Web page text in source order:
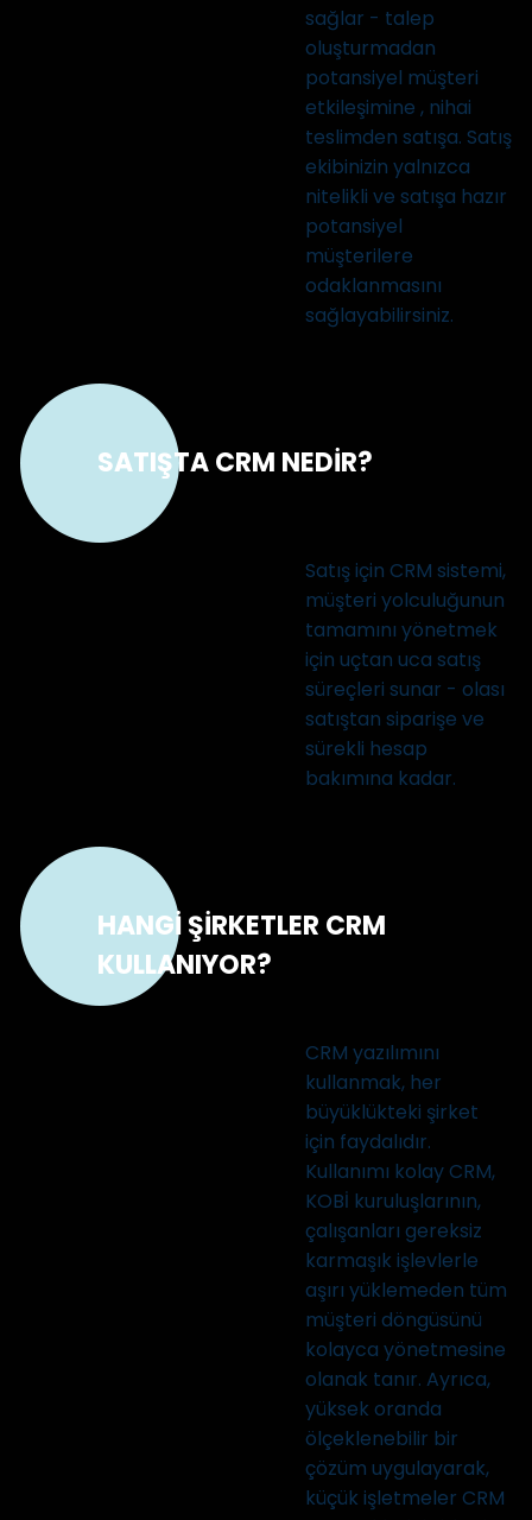
sağlar - talep
oluşturmadan
potansiyel müşteri
etkileşimine , nihai
teslimden satışa. Satış
ekibinizin yalnızca
nitelikli ve satışa hazır
potansiyel
müşterilere
odaklanmasını
sağlayabilirsiniz.
SATIŞTA CRM NEDİR?
Satış için CRM sistemi,
müşteri yolculuğunun
tamamını yönetmek
için uçtan uca satış
süreçleri sunar - olası
satıştan siparişe ve
sürekli hesap
bakımına kadar.
HANGİ ŞİRKETLER CRM
KULLANIYOR?
CRM yazılımını
kullanmak, her
büyüklükteki şirket
için faydalıdır.
Kullanımı kolay CRM,
KOBİ kuruluşlarının,
çalışanları gereksiz
karmaşık işlevlerle
aşırı yüklemeden tüm
müşteri döngüsünü
kolayca yönetmesine
olanak tanır. Ayrıca,
yüksek oranda
ölçeklenebilir bir
çözüm uygulayarak,
küçük işletmeler CRM